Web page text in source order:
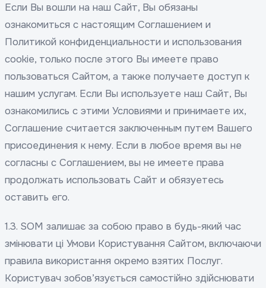
Если Вы вошли на наш Сайт, Вы обязаны
ознакомиться с настоящим Соглашением и
Политикой конфиденциальности и использования
cookie, только после этого Вы имеете право
пользоваться Сайтом, а также получаете доступ к
нашим услугам. Если Вы используете наш Сайт, Вы
ознакомились с этими Условиями и принимаете их,
Соглашение считается заключенным путем Вашего
присоединения к нему. Если в любое время вы не
согласны с Соглашением, вы не имеете права
продолжать использовать Сайт и обязуетесь
оставить его.
1.3. SOM залишає за собою право в будь-який час
змінювати ці Умови Користування Сайтом, включаючи
правила використання окремо взятих Послуг.
Користувач зобов’язується самостійно здійснювати